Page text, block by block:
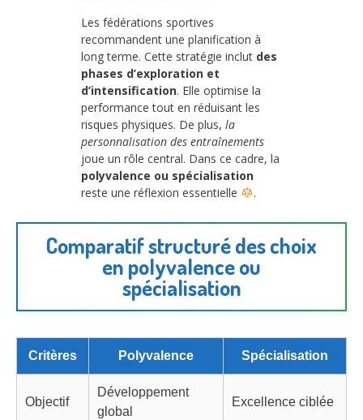
Les fédérations sportives
recommandent une planification à
long terme. Cette stratégie inclut des
phases d’exploration et
d’intensification. Elle optimise la
performance tout en réduisant les
risques physiques. De plus, la
personnalisation des entraînements
joue un rôle central. Dans ce cadre, la
polyvalence ou spécialisation
reste une réflexion essentielle
.
Comparatif structuré des choix
en polyvalence ou
spécialisation
Critères Polyvalence Spécialisation
Objectif
Développement
global
Excellence ciblée